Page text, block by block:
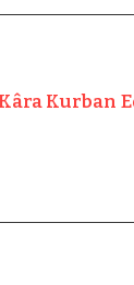
Kâra Kurban